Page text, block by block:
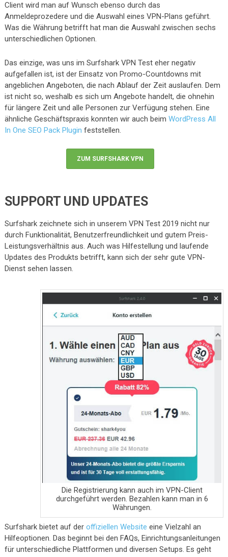
Client wird man auf Wunsch ebenso durch das
Anmeldeprozedere und die Auswahl eines VPN-Plans geführt.
Was die Währung betrifft hat man die Auswahl zwischen sechs
unterschiedlichen Optionen.
Das einzige, was uns im Surfshark VPN Test eher negativ
aufgefallen ist, ist der Einsatz von Promo-Countdowns mit
angeblichen Angeboten, die nach Ablauf der Zeit auslaufen. Dem
ist nicht so, weshalb es sich um Angebote handelt, die ohnehin
für längere Zeit und alle Personen zur Verfügung stehen. Eine
ähnliche Geschäftspraxis konnten wir auch beim WordPress All
In One SEO Pack Plugin feststellen.
ZUM SURFSHARK VPN
SUPPORT UND UPDATES
Surfshark zeichnete sich in unserem VPN Test 2019 nicht nur
durch Funktionalität, Benutzerfreundlichkeit und gutem Preis-
Leistungsverhältnis aus. Auch was Hilfestellung und laufende
Updates des Produkts betrifft, kann sich der sehr gute VPN-
Dienst sehen lassen.
Die Registrierung kann auch im VPN-Client
durchgeführt werden. Bezahlen kann man in 6
Währungen.
Surfshark bietet auf der offiziellen Website eine Vielzahl an
Hilfeoptionen. Das beginnt bei den FAQs, Einrichtungsanleitungen
für unterschiedliche Plattformen und diversen Setups. Es geht